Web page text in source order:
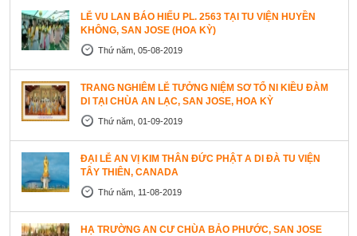
LỄ VU LAN BÁO HIẾU PL. 2563 TẠI TU VIỆN HUYỀN
KHÔNG, SAN JOSE (HOA KỲ)
Thứ năm, 05-08-2019
TRANG NGHIÊM LỄ TƯỞNG NIỆM SƠ TỔ NI KIỀU ĐÀM
DI TẠI CHÙA AN LẠC, SAN JOSE, HOA KỲ
Thứ năm, 01-09-2019
ĐẠI LỄ AN VỊ KIM THÂN ĐỨC PHẬT A DI ĐÀ TU VIỆN
TÂY THIÊN, CANADA
Thứ năm, 11-08-2019
HẠ TRƯỜNG AN CƯ CHÙA BẢO PHƯỚC, SAN JOSE